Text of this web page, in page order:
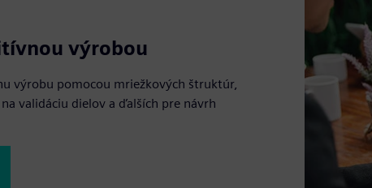
výrobou
výrobu pomocou mriežkových štruktúr,
validáciu dielov a ďalších pre návrh